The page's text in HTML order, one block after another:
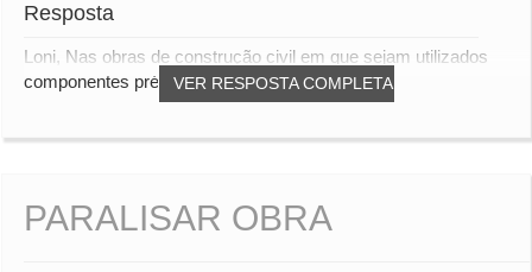
Resposta
VER RESPOSTA COMPLETA
Loni, Nas obras de construção civil em que sejam utilizados
componentes pré-fabricados ou prémoldad...
PARALISAR OBRA